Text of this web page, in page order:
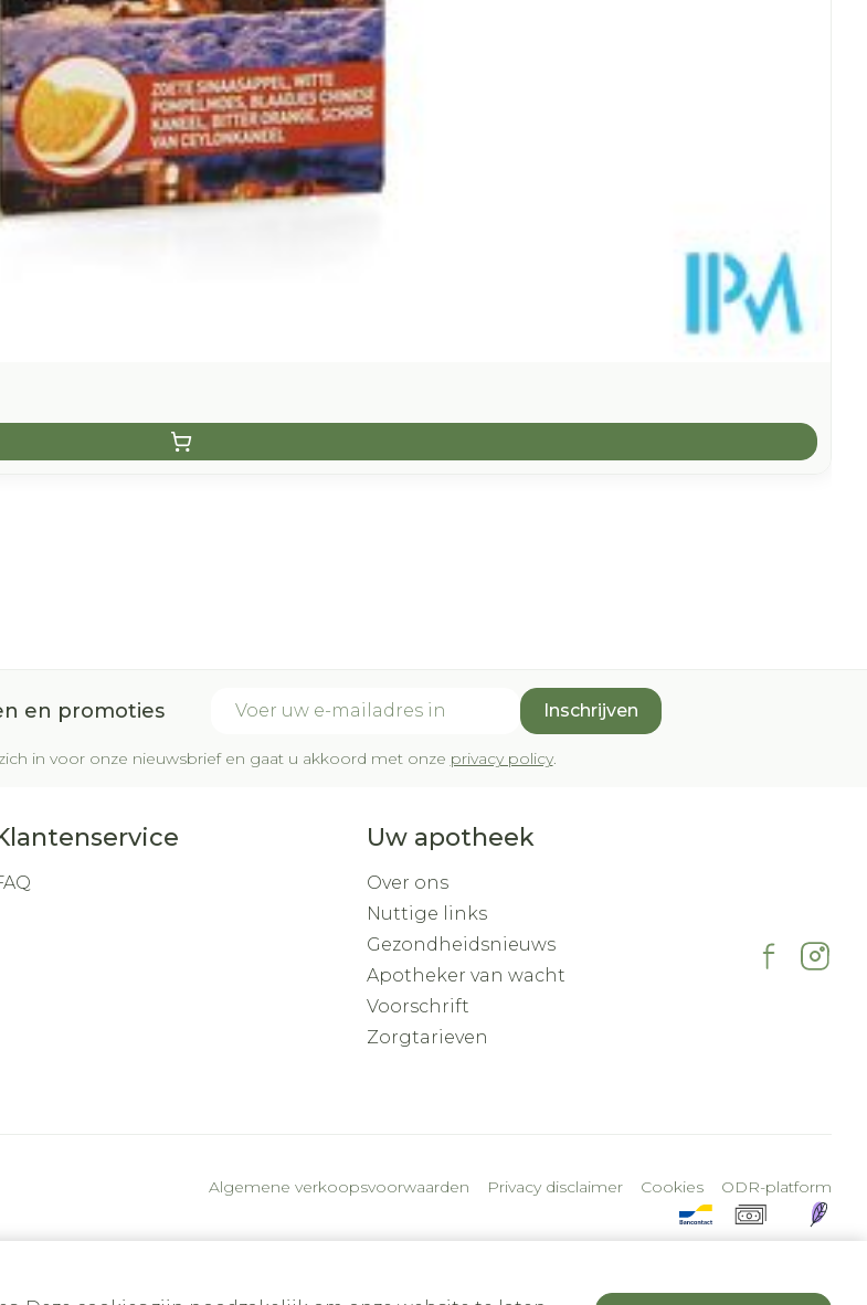
en promoties Inschrijven
in voor onze nieuwsbrief en gaat u akkoord met onze privacy policy.
Uw apotheek
Over ons
Nuttige links
Gezondheidsnieuws
Apotheker van wacht
Voorschrift
Zorgtarieven
Algemene verkoopsvoorwaarden Privacy disclaimer Cookies ODR-platform